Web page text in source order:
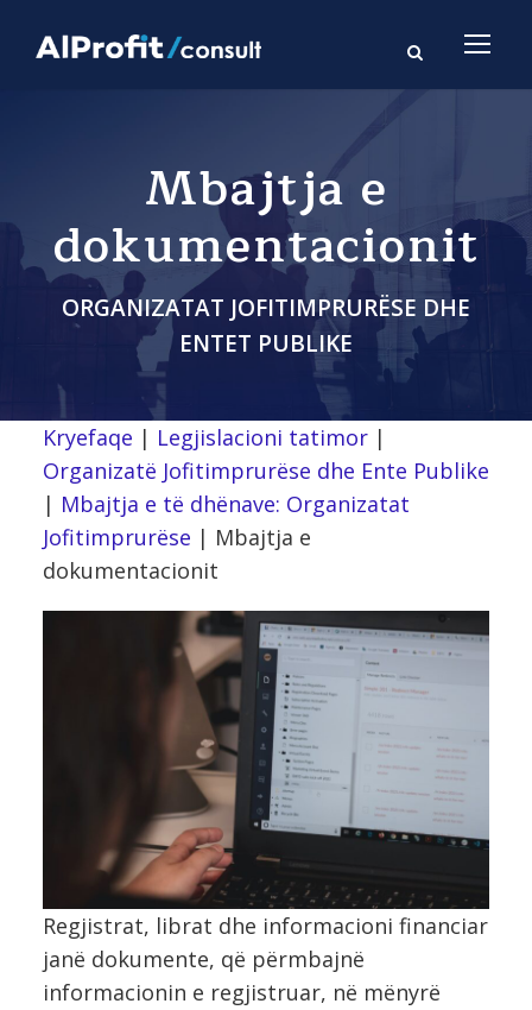
Mbajtja e
dokumentacionit
ORGANIZATAT JOFITIMPRURËSE DHE
ENTET PUBLIKE
Kryefaqe | Legjislacioni tatimor |
Organizatë Jofitimprurëse dhe Ente Publike
| Mbajtja e të dhënave: Organizatat
Jofitimprurëse | Mbajtja e
dokumentacionit
Regjistrat, librat dhe informacioni financiar
janë dokumente, që përmbajnë
informacionin e regjistruar, në mënyrë